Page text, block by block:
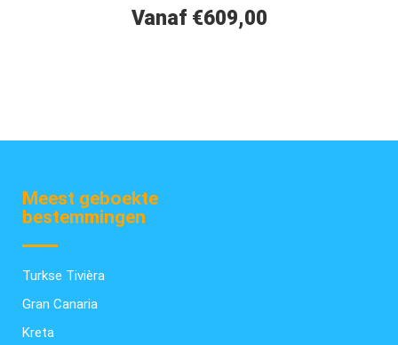
Vanaf €609,00
Meest geboekte
bestemmingen
Turkse Tivièra
Gran Canaria
Kreta